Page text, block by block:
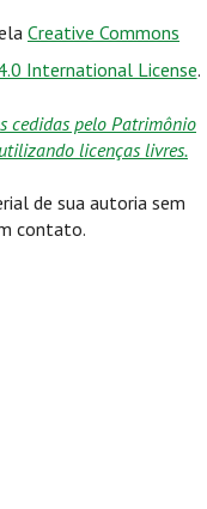
Creative Commons
International License.
cedidas pelo Patrimônio
licenças livres.
de sua autoria sem
contato.